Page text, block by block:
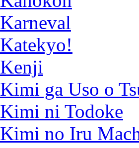
Karneval
Katekyo!
Kenji
Kimi ga Uso o
Kimi ni Todoke
Kimi no Iru